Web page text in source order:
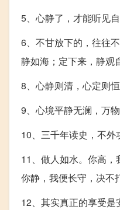
5、心静了，才能听见
6、不甘放下的，往往
静如海；定下来，静观
8、心静则清，心定则恒
9、心境平静无澜，万
10、三千年读史，不外
11、做人如水。你高
你静，我便长守，决不
12、其实真正的享受